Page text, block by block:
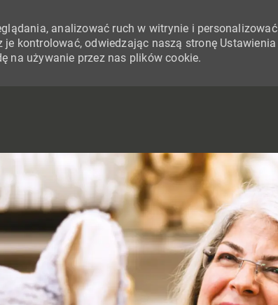
analizować ruch w witrynie i personalizować
kontrolować, odwiedzając naszą stronę Ustawienia
na używanie przez nas plików cookie.